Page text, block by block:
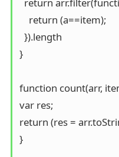
    return (a==item);
  }).length
}
function count(arr,
var res;
return (res =
}